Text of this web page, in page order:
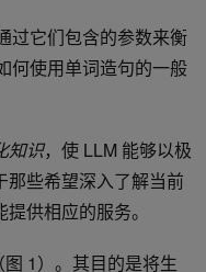
过它们包含的参数来衡
何使用单词造句的一般
知识，使 LLM 能够以极
些希望深入了解当前
供相应的服务。
1）。其目的是将生